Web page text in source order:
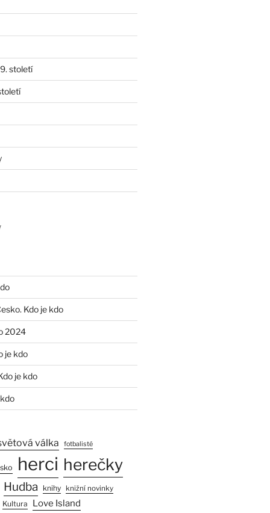
století
Kdo je kdo
2024
je kdo
je kdo
válka fotbalisté
herci herečky
Hudba knihy knižní novinky
Kultura Love Island